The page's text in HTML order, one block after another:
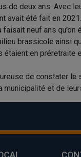
de deux ans. Avec
avait été fait en 2021.
faisait neuf ans
brassicole ainsi
en préretraite
de constater le
et de